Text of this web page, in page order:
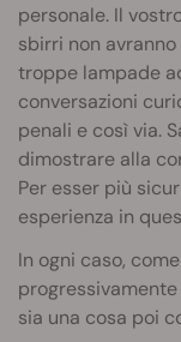
personale. Il
sbirri non
troppe lampade
conversazioni
penali e così via.
dimostrare alla
Per esser più
esperienza in
In ogni caso,
sia una cosa poi